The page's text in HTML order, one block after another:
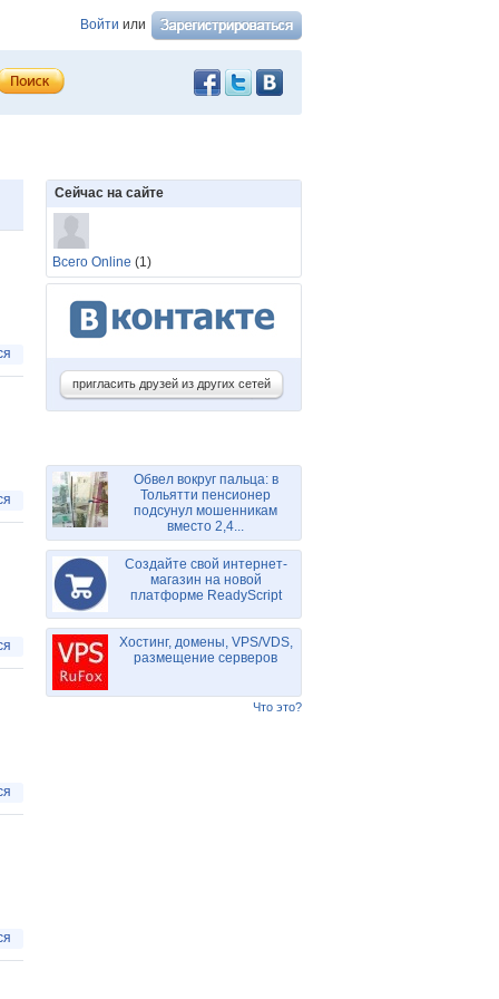
Войти или
Сейчас на сайте
Всего Online (1)
пригласить друзей из других сетей
Обвел вокруг пальца: в
Тольятти пенсионер
подсунул мошенникам
вместо 2,4...
Создайте свой интернет-
магазин на новой
платформе ReadyScript
Хостинг, домены, VPS/VDS,
размещение серверов
Что это?